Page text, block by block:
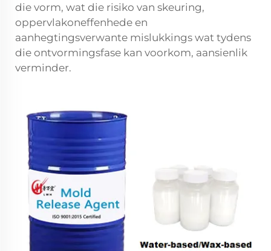
die vorm, wat die risiko van skeuring,
oppervlakoneffenhede en
aanhegtingsverwante mislukkings wat tydens
die ontvormingsfase kan voorkom, aansienlik
verminder.